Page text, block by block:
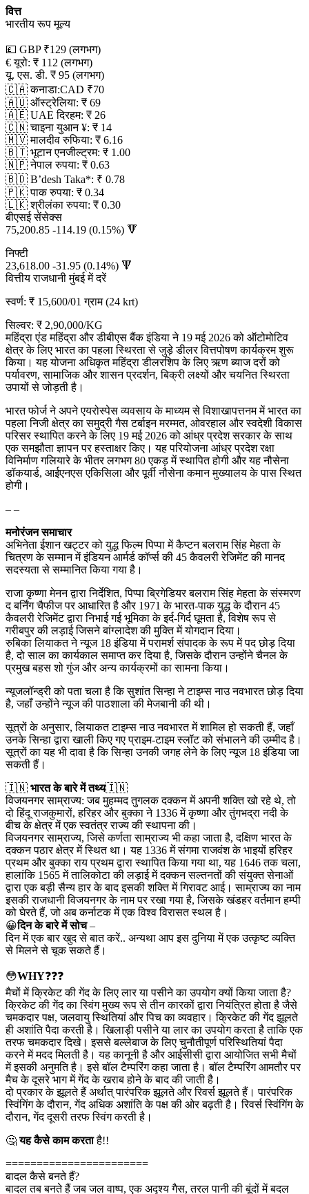
वित्त
भारतीय रूप मूल्य
💷 GBP ₹129 (लगभग)
€ यूरो: ₹ 112 (लगभग)
यू. एस. डी. ₹ 95 (लगभग)
🇨🇦 कनाडा:CAD ₹70
🇦🇺 ऑस्ट्रेलिया: ₹ 69
🇦🇪 UAE दिरहम: ₹ 26
🇨🇳 चाइना युआन ¥: ₹ 14
🇲🇻 मालदीव रुफिया: ₹ 6.16
🇧🇹 भूटान एनजील्ट्रम: ₹ 1.00
🇳🇵 नेपाल रुपया: ₹ 0.63
🇧🇩 B’desh Taka*: ₹ 0.78
🇵🇰 पाक रुपया: ₹ 0.34
🇱🇰 श्रीलंका रुपया: ₹ 0.30
बीएसई सेंसेक्स
75,200.85 -114.19 (0.15%) 🔻
निफ्टी
23,618.00 -31.95 (0.14%) 🔻
वित्तीय राजधानी मुंबई में दरें
स्वर्ण: ₹ 15,600/01 ग्राम (24 krt)
सिल्वर: ₹ 2,90,000/KG
महिंद्रा एंड महिंद्रा और डीबीएस बैंक इंडिया ने 19 मई 2026 को ऑटोमोटिव
क्षेत्र के लिए भारत का पहला स्थिरता से जुड़े डीलर वित्तपोषण कार्यक्रम शुरू
किया। यह योजना अधिकृत महिंद्रा डीलरशिप के लिए ऋण ब्याज दरों को
पर्यावरण, सामाजिक और शासन प्रदर्शन, बिक्री लक्ष्यों और चयनित स्थिरता
उपायों से जोड़ती है।
भारत फोर्ज ने अपने एयरोस्पेस व्यवसाय के माध्यम से विशाखापत्तनम में भारत का
पहला निजी क्षेत्र का समुद्री गैस टर्बाइन मरम्मत, ओवरहाल और स्वदेशी विकास
परिसर स्थापित करने के लिए 19 मई 2026 को आंध्र प्रदेश सरकार के साथ
एक समझौता ज्ञापन पर हस्ताक्षर किए। यह परियोजना आंध्र प्रदेश रक्षा
विनिर्माण गलियारे के भीतर लगभग 80 एकड़ में स्थापित होगी और यह नौसेना
डॉकयार्ड, आईएनएस एकिसिला और पूर्वी नौसेना कमान मुख्यालय के पास स्थित
होगी।
– –
मनोरंजन समाचार
अभिनेता ईशान खट्टर को युद्ध फिल्म पिप्पा में कैप्टन बलराम सिंह मेहता के
चित्रण के सम्मान में इंडियन आर्मर्ड कॉर्प्स की 45 कैवलरी रेजिमेंट की मानद
सदस्यता से सम्मानित किया गया है।
राजा कृष्णा मेनन द्वारा निर्देशित, पिप्पा ब्रिगेडियर बलराम सिंह मेहता के संस्मरण
द बर्निंग चैफीज पर आधारित है और 1971 के भारत-पाक युद्ध के दौरान 45
कैवलरी रेजिमेंट द्वारा निभाई गई भूमिका के इर्द-गिर्द घूमता है, विशेष रूप से
गरीबपुर की लड़ाई जिसने बांग्लादेश की मुक्ति में योगदान दिया।
रुबिका लियाकत ने न्यूज 18 इंडिया में परामर्श संपादक के रूप में पद छोड़ दिया
है, दो साल का कार्यकाल समाप्त कर दिया है, जिसके दौरान उन्होंने चैनल के
प्रमुख बहस शो गुंज और अन्य कार्यक्रमों का सामना किया।
न्यूजलॉन्ड्री को पता चला है कि सुशांत सिन्हा ने टाइम्स नाउ नवभारत छोड़ दिया
है, जहाँ उन्होंने न्यूज की पाठशाला की मेजबानी की थी।
सूत्रों के अनुसार, लियाकत टाइम्स नाउ नवभारत में शामिल हो सकती हैं, जहाँ
उनके सिन्हा द्वारा खाली किए गए प्राइम-टाइम स्लॉट को संभालने की उम्मीद है।
सूत्रों का यह भी दावा है कि सिन्हा उनकी जगह लेने के लिए न्यूज 18 इंडिया जा
सकती हैं।
🇮🇳 भारत के बारे में तथ्य🇮🇳
विजयनगर साम्राज्य: जब मुहम्मद तुगलक दक्कन में अपनी शक्ति खो रहे थे, तो
दो हिंदू राजकुमारों, हरिहर और बुक्का ने 1336 में कृष्णा और तुंगभद्रा नदी के
बीच के क्षेत्र में एक स्वतंत्र राज्य की स्थापना की।
विजयनगर साम्राज्य, जिसे कर्णता साम्राज्य भी कहा जाता है, दक्षिण भारत के
दक्कन पठार क्षेत्र में स्थित था। यह 1336 में संगमा राजवंश के भाइयों हरिहर
प्रथम और बुक्का राय प्रथम द्वारा स्थापित किया गया था, यह 1646 तक चला,
हालांकि 1565 में तालिकोटा की लड़ाई में दक्कन सल्तनतों की संयुक्त सेनाओं
द्वारा एक बड़ी सैन्य हार के बाद इसकी शक्ति में गिरावट आई। साम्राज्य का नाम
इसकी राजधानी विजयनगर के नाम पर रखा गया है, जिसके खंडहर वर्तमान हम्पी
को घेरते हैं, जो अब कर्नाटक में एक विश्व विरासत स्थल है।
😀दिन के बारे में सोच–
दिन में एक बार खुद से बात करें.. अन्यथा आप इस दुनिया में एक उत्कृष्ट व्यक्ति
से मिलने से चूक सकते हैं।
😳WHY❓❓❓
मैचों में क्रिकेट की गेंद के लिए लार या पसीने का उपयोग क्यों किया जाता है?
क्रिकेट की गेंद का स्विंग मुख्य रूप से तीन कारकों द्वारा नियंत्रित होता है जैसे
चमकदार पक्ष, जलवायु स्थितियां और पिच का व्यवहार। क्रिकेट की गेंद झूलते
ही अशांति पैदा करती है। खिलाड़ी पसीने या लार का उपयोग करता है ताकि एक
तरफ चमकदार दिखे। इससे बल्लेबाज के लिए चुनौतीपूर्ण परिस्थितियां पैदा
करने में मदद मिलती है। यह कानूनी है और आईसीसी द्वारा आयोजित सभी मैचों
में इसकी अनुमति है। इसे बॉल टैम्परिंग कहा जाता है। बॉल टैम्परिंग आमतौर पर
मैच के दूसरे भाग में गेंद के खराब होने के बाद की जाती है।
दो प्रकार के झूलते हैं अर्थात् पारंपरिक झूलते और रिवर्स झूलते हैं। पारंपरिक
स्विंगिंग के दौरान, गेंद अधिक अशांति के पक्ष की ओर बढ़ती है। रिवर्स स्विंगिंग के
दौरान, गेंद दूसरी तरफ स्विंग करती है।
🤔यह कैसे काम करताहै!!
=======================
बादल कैसे बनते हैं?
बादल तब बनते हैं जब जल वाष्प, एक अदृश्य गैस, तरल पानी की बूंदों में बदल